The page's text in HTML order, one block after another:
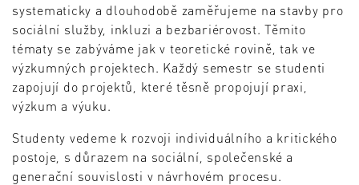
systematicky a dlouhodobě zaměřujeme na stavby pro
sociální služby, inkluzi a bezbariérovost. Těmito
tématy se zabýváme jak v teoretické rovině, tak ve
výzkumných projektech. Každý semestr se studenti
zapojují do projektů, které těsně propojují praxi,
výzkum a výuku.
Studenty vedeme k rozvoji individuálního a kritického
postoje, s důrazem na sociální, společenské a
generační souvislosti v návrhovém procesu.